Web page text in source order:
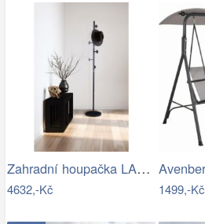
Zahradní houpačka LAMIA Tempo Kondela
4632,-Kč 1499,-Kč